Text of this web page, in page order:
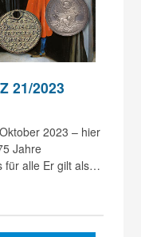
21/2023
2023 – hier
Jahre
für alle Er gilt als…